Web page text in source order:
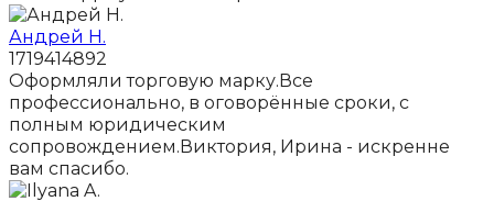
Андрей Н.
1719414892
Оформляли торговую марку.Все
профессионально, в оговорённые сроки, с
полным юридическим
сопровождением.Виктория, Ирина - искренне
вам спасибо.